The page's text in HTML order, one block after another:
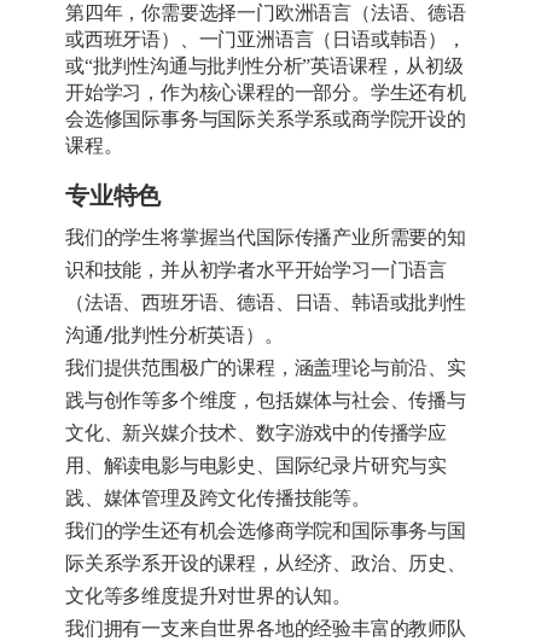
第四年，你需要选择一门欧洲语言（法语、德语
或西班牙语）、一门亚洲语言（日语或韩语），
或“批判性沟通与批判性分析”英语课程，从初级
开始学习，作为核心课程的一部分。学生还有机
会选修国际事务与国际关系学系或商学院开设的
课程。
专业特色
我们的学生将掌握当代国际传播产业所需要的知
识和技能，并从初学者水平开始学习一门语言
（法语、西班牙语、德语、日语、韩语或批判性
沟通/批判性分析英语）。
我们提供范围极广的课程，涵盖理论与前沿、实
践与创作等多个维度，包括媒体与社会、传播与
文化、新兴媒介技术、数字游戏中的传播学应
用、解读电影与电影史、国际纪录片研究与实
践、媒体管理及跨文化传播技能等。
我们的学生还有机会选修商学院和国际事务与国
际关系学系开设的课程，从经济、政治、历史、
文化等多维度提升对世界的认知。
我们拥有一支来自世界各地的经验丰富的教师队